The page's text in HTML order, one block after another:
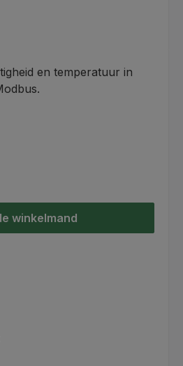
en temperatuur in
in of gebruik de knoppen
winkelmand